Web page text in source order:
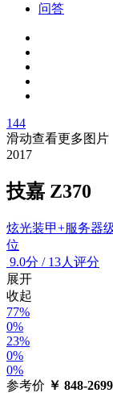
问答
144
滑动查看更多图片
2017
技嘉 Z370
炫光装甲+服务器
位
9.0分 / 13人评分
展开
收起
77%
0%
23%
0%
0%
参考价 ￥ 848-2699